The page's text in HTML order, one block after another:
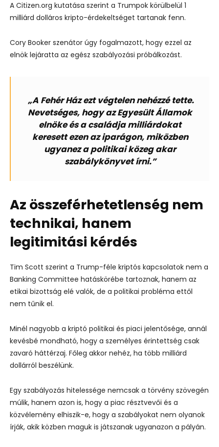
A Citizen.org kutatása szerint a Trumpok körülbelül 1
milliárd dolláros kripto-érdekeltséget tartanak fenn.
Cory Booker szenátor úgy fogalmazott, hogy ezzel az
elnök lejáratta az egész szabályozási próbálkozást.
„A Fehér Ház ezt végtelen nehézzé tette.
Nevetséges, hogy az Egyesült Államok
elnöke és a családja milliárdokat
keresett ezen az iparágon, miközben
ugyanez a politikai közeg akar
szabálykönyvet írni.”
Az összeférhetetlenség nem
technikai, hanem
legitimitási kérdés
Tim Scott szerint a Trump-féle kriptós kapcsolatok nem a
Banking Committee hatáskörébe tartoznak, hanem az
etikai bizottság elé valók, de a politikai probléma ettől
nem tűnik el.
Minél nagyobb a kriptó politikai és piaci jelentősége, annál
kevésbé mondható, hogy a személyes érintettség csak
zavaró háttérzaj. Főleg akkor nehéz, ha több milliárd
dollárról beszélünk.
Egy szabályozás hitelessége nemcsak a törvény szövegén
múlik, hanem azon is, hogy a piac résztvevői és a
közvélemény elhiszik-e, hogy a szabályokat nem olyanok
írják, akik közben maguk is játszanak ugyanazon a pályán.